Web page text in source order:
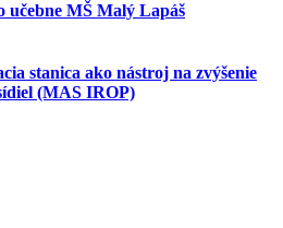
učebne MŠ Malý Lapáš
stanica ako nástroj na zvýšenie
(MAS IROP)